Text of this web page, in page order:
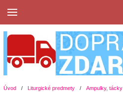
Úvod / Liturgické predmety / Ampulky, tácky